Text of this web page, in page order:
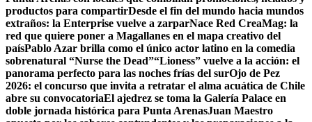
productos para compartirDesde el fin del mundo hacia mundos
extraños: la Enterprise vuelve a zarparNace Red CreaMag: la
red que quiere poner a Magallanes en el mapa creativo del
paísPablo Azar brilla como el único actor latino en la comedia
sobrenatural “Nurse the Dead”“Lioness” vuelve a la acción: el
panorama perfecto para las noches frías del surOjo de Pez
2026: el concurso que invita a retratar el alma acuática de Chile
abre su convocatoriaEl ajedrez se toma la Galería Palace en
doble jornada histórica para Punta ArenasJuan Maestro